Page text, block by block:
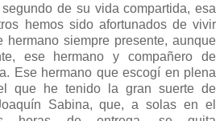
de su vida compartida, esa
hemos sido afortunados de vivir
hermano siempre presente, aunque
ese hermano y compañero de
Ese hermano que escogí en plena
que he tenido la gran suerte de
Sabina, que, a solas en el